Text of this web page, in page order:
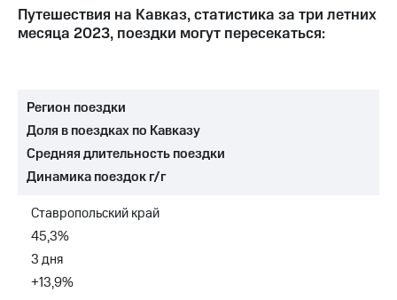
облигаций
Описание
погашении
именных
Другое
Реквизиты
развитие
этика
На главную
Путешествия на Кавказ, статистика за три летних
месяца 2023, поездки могут пересекаться:
Регион поездки
Доля в поездках по Кавказу
Средняя длительность поездки
Динамика поездок г/г
Ставропольский край
45,3%
3 дня
+13,9%